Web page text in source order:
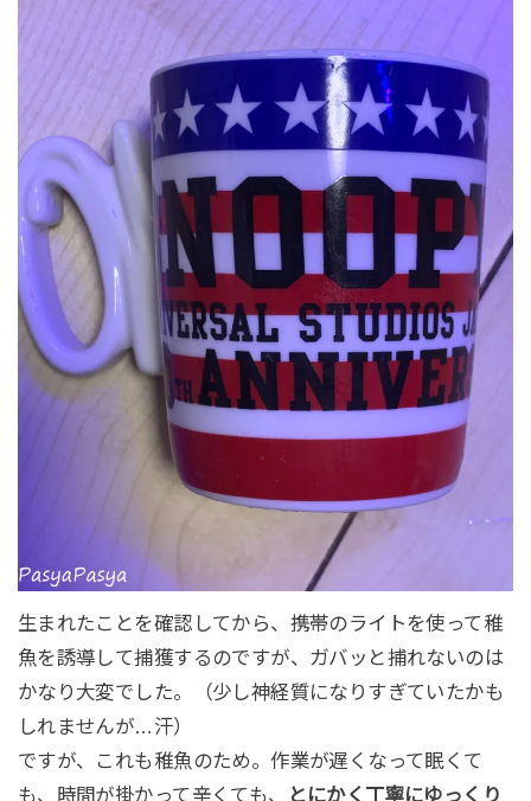
生まれたことを確認してから、携帯のライトを使って稚
魚を誘導して捕獲するのですが、ガバッと捕れないのは
かなり大変でした。（少し神経質になりすぎていたかも
しれませんが…汗）
ですが、これも稚魚のため。作業が遅くなって眠くて
も、時間が掛かって辛くても、
とにかく丁寧にゆっくり